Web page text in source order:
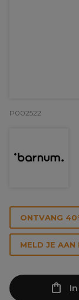
P002522
ONTVANG
MELD JE AAN